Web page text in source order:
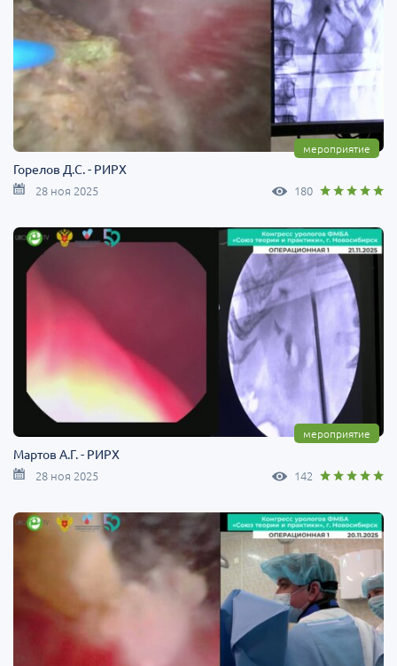
мероприятие
Горелов Д.С. - РИРХ
28 ноя 2025 180
мероприятие
Мартов А.Г. - РИРХ
28 ноя 2025 142